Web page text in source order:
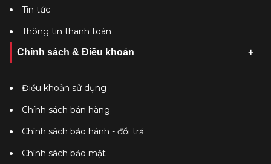
Tin tức
Thông tin thanh toán
Chính sách & Điều khoản
Điều khoản sử dụng
Chính sách bán hàng
Chính sách bảo hành - đổi trả
Chính sách bảo mật